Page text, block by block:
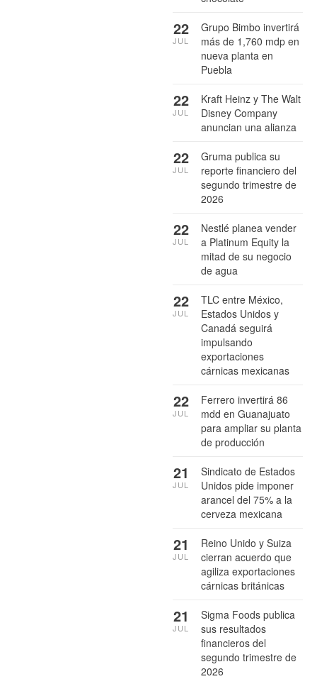
Grupo Bimbo invertirá
más de 1,760 mdp en
nueva planta en
Puebla
22
JUL
Kraft Heinz y The Walt
Disney Company
anuncian una alianza
22
JUL
Gruma publica su
reporte financiero del
segundo trimestre de
2026
22
JUL
Nestlé planea vender
a Platinum Equity la
mitad de su negocio
de agua
22
JUL
TLC entre México,
Estados Unidos y
Canadá seguirá
impulsando
exportaciones
cárnicas mexicanas
22
JUL
Ferrero invertirá 86
mdd en Guanajuato
para ampliar su planta
de producción
22
JUL
Sindicato de Estados
Unidos pide imponer
arancel del 75% a la
cerveza mexicana
21
JUL
Reino Unido y Suiza
cierran acuerdo que
agiliza exportaciones
cárnicas británicas
21
JUL
Sigma Foods publica
sus resultados
financieros del
segundo trimestre de
2026
21
JUL